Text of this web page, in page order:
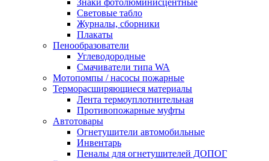
Знаки фотолюминисцентные
Световые табло
Журналы, сборники
Плакаты
Пенообразователи
Углеводородные
Смачиватели типа WA
Мотопомпы / насосы пожарные
Терморасширяющиеся материалы
Лента термоуплотнительная
Противопожарные муфты
Автотовары
Огнетушители автомобильные
Инвентарь
Пеналы для огнетушителей ДОПОГ